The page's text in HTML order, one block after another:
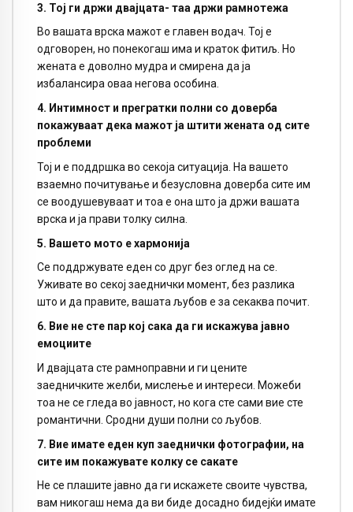
3. Тој ги држи двајцата- таа држи рамнотежа
Во вашата врска мажот е главен водач. Тој е
одговорен, но понекогаш има и краток фитиљ. Но
жената е доволно мудра и смирена да ја
избалансира оваа негова особина.
4. Интимност и прегратки полни со доверба
покажуваат дека мажот ја штити жената од сите
проблеми
Тој и е поддршка во секоја ситуација. На вашето
взаемно почитување и безусловна доверба сите им
се воодушевуваат и тоа е она што ја држи вашата
врска и ја прави толку силна.
5. Вашето мото е хармонија
Се поддржувате еден со друг без оглед на се.
Уживате во секој заеднички момент, без разлика
што и да правите, вашата љубов е за секаква почит.
6. Вие не сте пар кој сака да ги искажува јавно
емоциите
И двајцата сте рамноправни и ги цените
заедничките желби, мислење и интереси. Можеби
тоа не се гледа во јавност, но кога сте сами вие сте
романтични. Сродни души полни со љубов.
7. Вие имате еден куп заеднички фотографии, на
сите им покажувате колку се сакате
Не се плашите јавно да ги искажете своите чувства,
вам никогаш нема да ви биде досадно бидејќи имате